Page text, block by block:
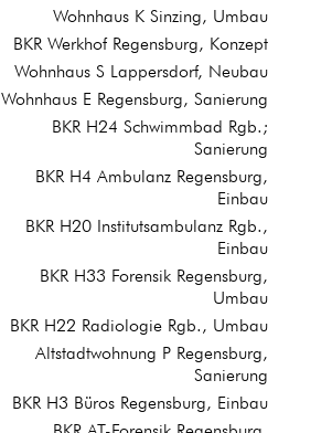
Wohnhaus K Sinzing, Umbau
BKR Werkhof Regensburg, Konzept
Wohnhaus S Lappersdorf, Neubau
Wohnhaus E Regensburg, Sanierung
BKR H24 Schwimmbad Rgb.;
Sanierung
BKR H4 Ambulanz Regensburg,
Einbau
BKR H20 Institutsambulanz Rgb.,
Einbau
BKR H33 Forensik Regensburg,
Umbau
BKR H22 Radiologie Rgb., Umbau
Altstadtwohnung P Regensburg,
Sanierung
BKR H3 Büros Regensburg, Einbau